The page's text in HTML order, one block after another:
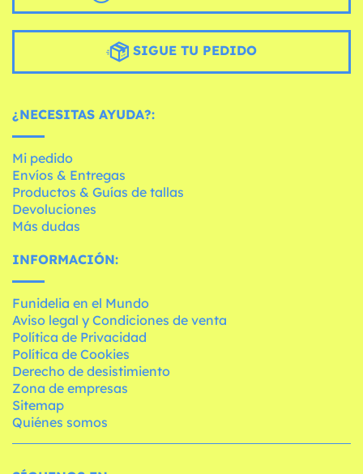
SIGUE TU PEDIDO
¿NECESITAS AYUDA?:
Mi pedido
Envíos & Entregas
Productos & Guías de tallas
Devoluciones
Más dudas
INFORMACIÓN:
Funidelia en el Mundo
Aviso legal y Condiciones de venta
Política de Privacidad
Política de Cookies
Derecho de desistimiento
Zona de empresas
Sitemap
Quiénes somos